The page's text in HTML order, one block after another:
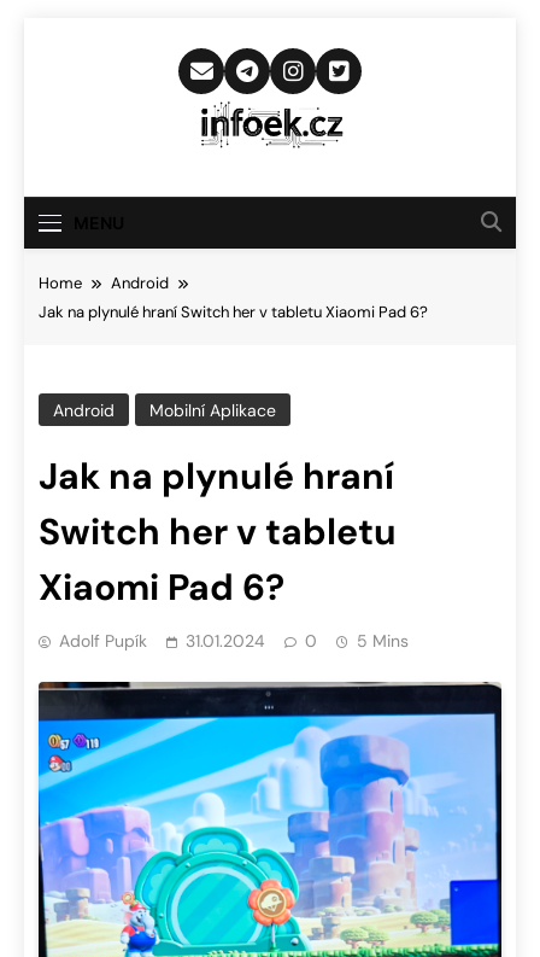
Infoek.cz
Novinkám
Home
Android
Jak na plynulé hraní Switch her v tabletu Xiaomi Pad 6?
Android Mobilní Aplikace
Jak na plynulé hraní
Switch her v tabletu
Xiaomi Pad 6?
Adolf Pupík 31.01.2024 0 5 Mins